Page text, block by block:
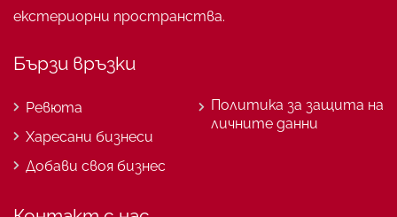
екстериорни пространства.
Бързи връзки
Ревюта
Харесани бизнеси
Добави своя бизнес
Политика за защита на
личните данни